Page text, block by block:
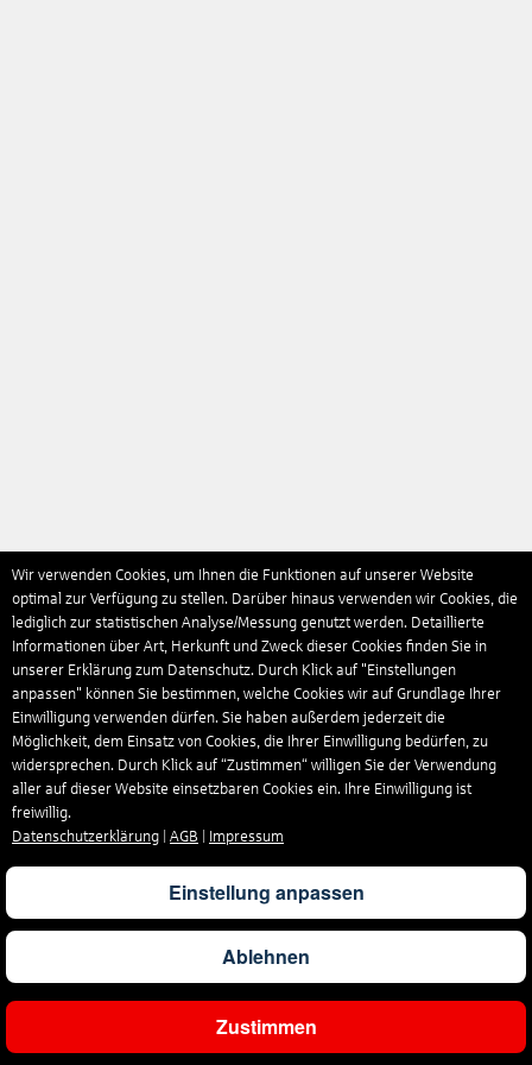
Wir verwenden Cookies, um Ihnen die Funktionen auf unserer Website
optimal zur Verfügung zu stellen. Darüber hinaus verwenden wir Cookies, die
lediglich zur statistischen Analyse/Messung genutzt werden. Detaillierte
Informationen über Art, Herkunft und Zweck dieser Cookies finden Sie in
unserer Erklärung zum Datenschutz. Durch Klick auf "Einstellungen
anpassen" können Sie bestimmen, welche Cookies wir auf Grundlage Ihrer
Einwilligung verwenden dürfen. Sie haben außerdem jederzeit die
Möglichkeit, dem Einsatz von Cookies, die Ihrer Einwilligung bedürfen, zu
widersprechen. Durch Klick auf “Zustimmen“ willigen Sie der Verwendung
aller auf dieser Website einsetzbaren Cookies ein. Ihre Einwilligung ist
freiwillig.
Datenschutzerklärung
AGB Impressum
Einstellung anpassen
Ablehnen
Zustimmen